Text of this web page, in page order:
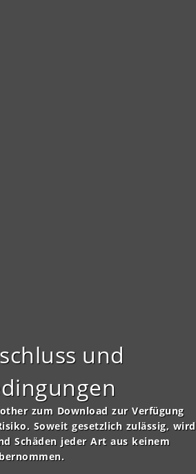
und
zum Download zur Verfügung
Soweit gesetzlich zulässig, wird
Schäden jeder Art aus keinem